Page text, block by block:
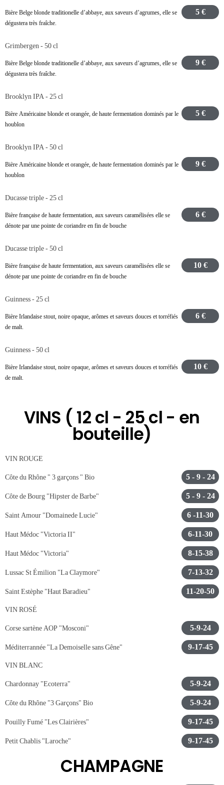
Bière Belge blonde traditionelle d’abbaye, aux saveurs d’agrumes, elle se
dégustera très fraîche.
5 €
Grimbergen - 50 cl
Bière Belge blonde traditionelle d’abbaye, aux saveurs d’agrumes, elle se
dégustera très fraîche.
9 €
Brooklyn IPA - 25 cl
Bière Américaine blonde et orangée, de haute fermentation dominés par le
houblon
5 €
Brooklyn IPA - 50 cl
Bière Américaine blonde et orangée, de haute fermentation dominés par le
houblon
9 €
Ducasse triple - 25 cl
Bière française de haute fermentation, aux saveurs caramélisées elle se
dénote par une pointe de coriandre en fin de bouche
6 €
Ducasse triple - 50 cl
Bière française de haute fermentation, aux saveurs caramélisées elle se
dénote par une pointe de coriandre en fin de bouche
10 €
Guinness - 25 cl
Bière Irlandaise stout, noire opaque, arômes et saveurs douces et torréfiés
de malt.
6 €
Guinness - 50 cl
Bière Irlandaise stout, noire opaque, arômes et saveurs douces et torréfiés
de malt.
10 €
VINS ( 12 cl - 25 cl - en
bouteille)
VIN ROUGE
Côte du Rhône " 3 garçons " Bio 5 - 9 - 24
Côte de Bourg "Hipster de Barbe" 5 - 9 - 24
Saint Amour "Domainede Lucie" 6 -11-30
Haut Médoc "Victoria II" 6-11-30
Haut Médoc "Victoria" 8-15-38
Lussac St Émilion "La Claymore" 7-13-32
Saint Estèphe "Haut Baradieu" 11-20-50
VIN ROSÉ
Corse sartène AOP "Mosconi" 5-9-24
Méditerrannée "La Demoiselle sans Gêne" 9-17-45
VIN BLANC
Chardonnay "Ecoterra" 5-9-24
Côte du Rhône "3 Garçons" Bio 5-9-24
Pouilly Fumé "Les Clairières" 9-17-45
Petit Chablis "Laroche" 9-17-45
CHAMPAGNE